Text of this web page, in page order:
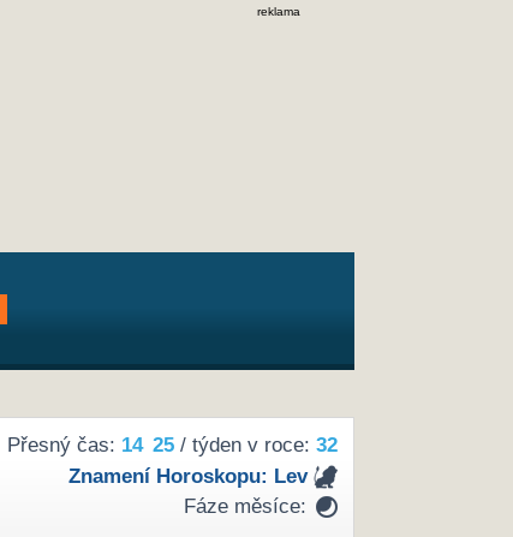
reklama
Přesný čas: 14 25/ týden v roce: 32
Znamení Horoskopu: Lev
Fáze měsíce: